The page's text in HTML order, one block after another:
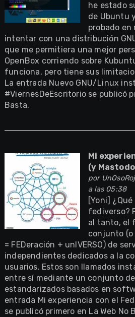
he estado
de Ubuntu
probado en
intentar con una distribución
que me permitiera una mejor
OpenBox corriendo sobre
funciona, pero tiene sus
La entrada Nuevo GNU/Linux
#ViernesDeEscritorio se publicó
Basta.
Mi
(y
por
a las 05:38
[Yoni]
fediverso?
al tanto, el
conjunto (o
= FEDeración + unIVERSO) de
independientes dedicados a la
usuarios. Estos son llamados
entre sí mediante un conjunto
estandarizados basados en
entrada Mi experiencia con el
se publicó primero en La Web No